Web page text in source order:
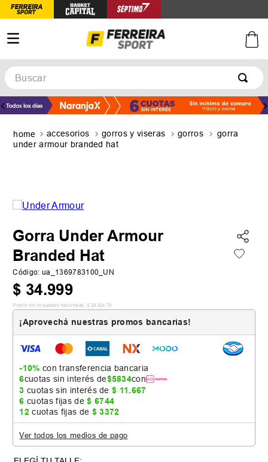
Buscar
TÉRMINOS MÁS BUSCADOS
2.
zapatillas
5. zapatillas adidas
accesorios gorros y viseras gorros
gorra
under armour branded hat
Gorra Under Armour
Branded Hat
Código: ua_1369783100_UN
$ 34.999
Precio sin impuestos nacionales: $ 28.924 ,79
¡Aprovechá nuestras promos bancarias!
-10% con transferencia bancaria
6cuotas sin interés de$5834con
3 cuotas sin interés de$ 11.667
6 cuotas fijas de$ 6744
12 cuotas fijas de $ 3372
Ver todos los medios de pago